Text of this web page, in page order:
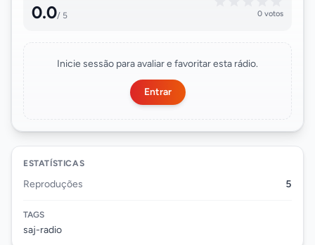
0.0/ 5 0 votos
Inicie sessão para avaliar e favoritar esta rádio.
Entrar
ESTATÍSTICAS
Reproduções 5
TAGS
saj-radio